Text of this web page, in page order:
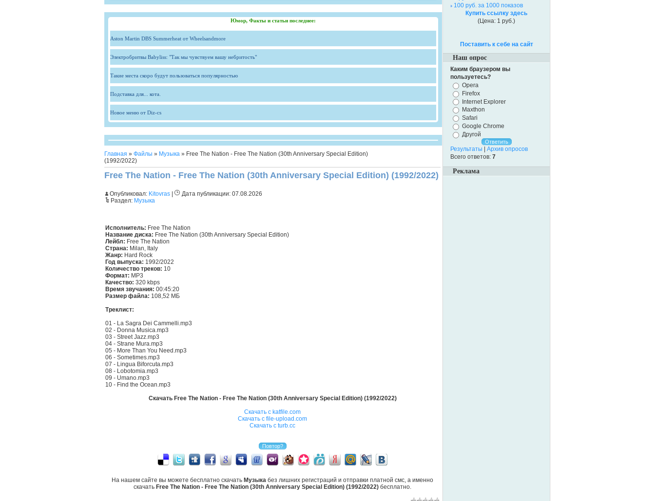
Юмор, Факты и статьи последнее:
Aston Martin DBS Summerheat от Wheelsandmore
Электробритвы Babyliss: "Так мы чувствуем вашу небритость"
Такие места скоро будут пользоваться популярностью
Подставка для... кота.
Новое меню от Diz-cs
Главная » Файлы » Музыка » Free The Nation - Free The Nation (30th Anniversary Special Edition)
(1992/2022)
Free The Nation - Free The Nation (30th Anniversary Special Edition) (1992/2022)
Опубликовал: Kitovras Дата публикации: 07.08.2026
Раздел: Музыка
Исполнитель: Free The Nation
Название диска: Free The Nation (30th Anniversary Special Edition)
Лейбл: Free The Nation
Страна: Milan, Italy
Жанр: Hard Rock
Год выпуска: 1992/2022
Количество треков: 10
Формат: MP3
Качество: 320 kbps
Время звучания: 00:45:20
Размер файла: 108,52 МБ
Треклист:
01 - La Sagra Dei Cammelli.mp3
02 - Donna Musica.mp3
03 - Street Jazz.mp3
04 - Strane Mura.mp3
05 - More Than You Need.mp3
06 - Sometimes.mp3
07 - Lingua Biforcuta.mp3
08 - Lobotomia.mp3
09 - Umano.mp3
10 - Find the Ocean.mp3
Скачать Free The Nation - Free The Nation (30th Anniversary Special Edition) (1992/2022)
Скачать с katfile.com
Скачать с file-upload.com
Скачать с turb.cc
На нашем сайте вы можете бесплатно скачать Музыка без лишних регистраций и отправки платной смс, а именно
скачать Free The Nation - Free The Nation (30th Anniversary Special Edition) (1992/2022) бесплатно.
100 руб. за 1000 показов
Купить ссылку здесь
(Цена: 1 руб.)
Поставить к себе на сайт
Наш опрос
Каким браузером вы
пользуетесь?
Opera
Firefox
Internet Explorer
Maxthon
Safari
Google Chrome
Другой
Результаты | Архив опросов
Всего ответов: 7
Реклама